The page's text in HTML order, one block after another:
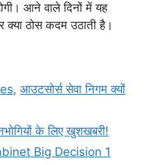
आने वाले दिनों में यह
क्या ठोस कदम उठाती है।
,आउटसोर्स सेवा निगम क्यों
के लिए खुशखबरी!
Big Decision 1